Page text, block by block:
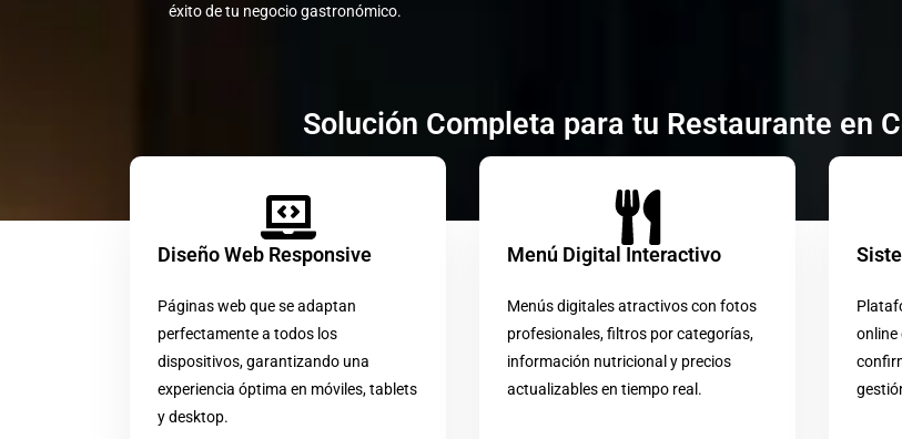
éxito de tu negocio gastronómico.
Solución Completa para tu Restaurante en
Diseño Web Responsive
Páginas web que se adaptan
perfectamente a todos los
dispositivos, garantizando una
experiencia óptima en móviles, tablets
y desktop.
Menú Digital Interactivo
Menús digitales atractivos con fotos
profesionales, filtros por categorías,
información nutricional y precios
actualizables en tiempo real.
online